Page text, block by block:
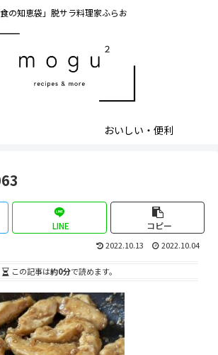
食の知恵袋」脱サラ料理家ふらお
おいしい・便利
LINE コピー
2022.10.13 2022.10.04
この記事は約0分で読めます。